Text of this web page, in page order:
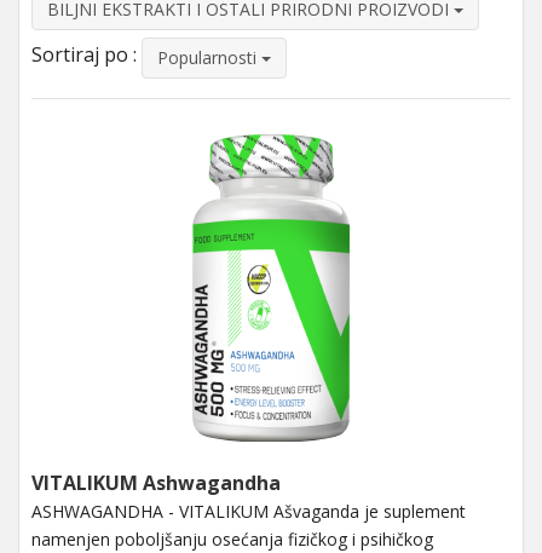
BILJNI EKSTRAKTI I OSTALI PRIRODNI PROIZVODI
Sortiraj po : Popularnosti
VITALIKUM Ashwagandha
ASHWAGANDHA - VITALIKUM Ašvaganda je suplement
namenjen poboljšanju osećanja fizičkog i psihičkog